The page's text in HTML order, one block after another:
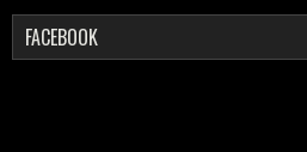
FACEBOOK